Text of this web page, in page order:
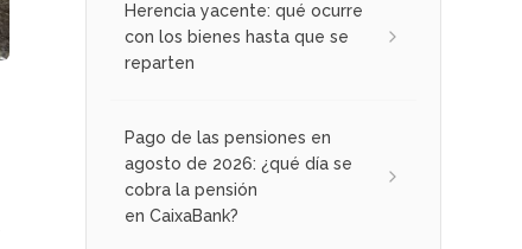
Herencia yacente: qué ocurre
con los bienes hasta que se
reparten
Pago de las pensiones en
agosto de 2026: ¿qué día se
cobra la pensión
en CaixaBank?